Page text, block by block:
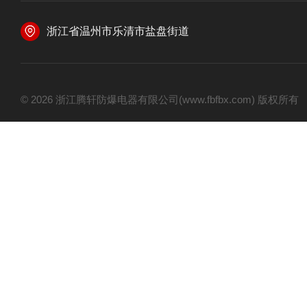
浙江省温州市乐清市盐盘街道
© 2026 浙江腾轩防爆电器有限公司(www.fbfbx.com) 版权所